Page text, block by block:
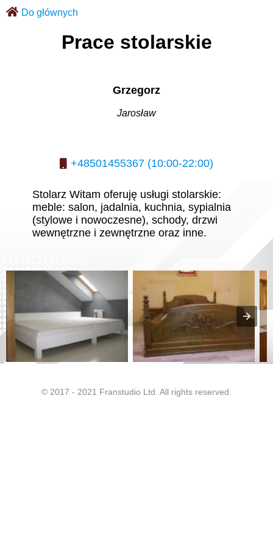
Do głównych
Prace stolarskie
Grzegorz
Jarosław
+48501455367 (10:00-22:00)
Stolarz Witam oferuję usługi stolarskie:
meble: salon, jadalnia, kuchnia, sypialnia
(stylowe i nowoczesne), schody, drzwi
wewnętrzne i zewnętrzne oraz inne.
© 2017 - 2021 Franstudio Ltd. All rights reserved.